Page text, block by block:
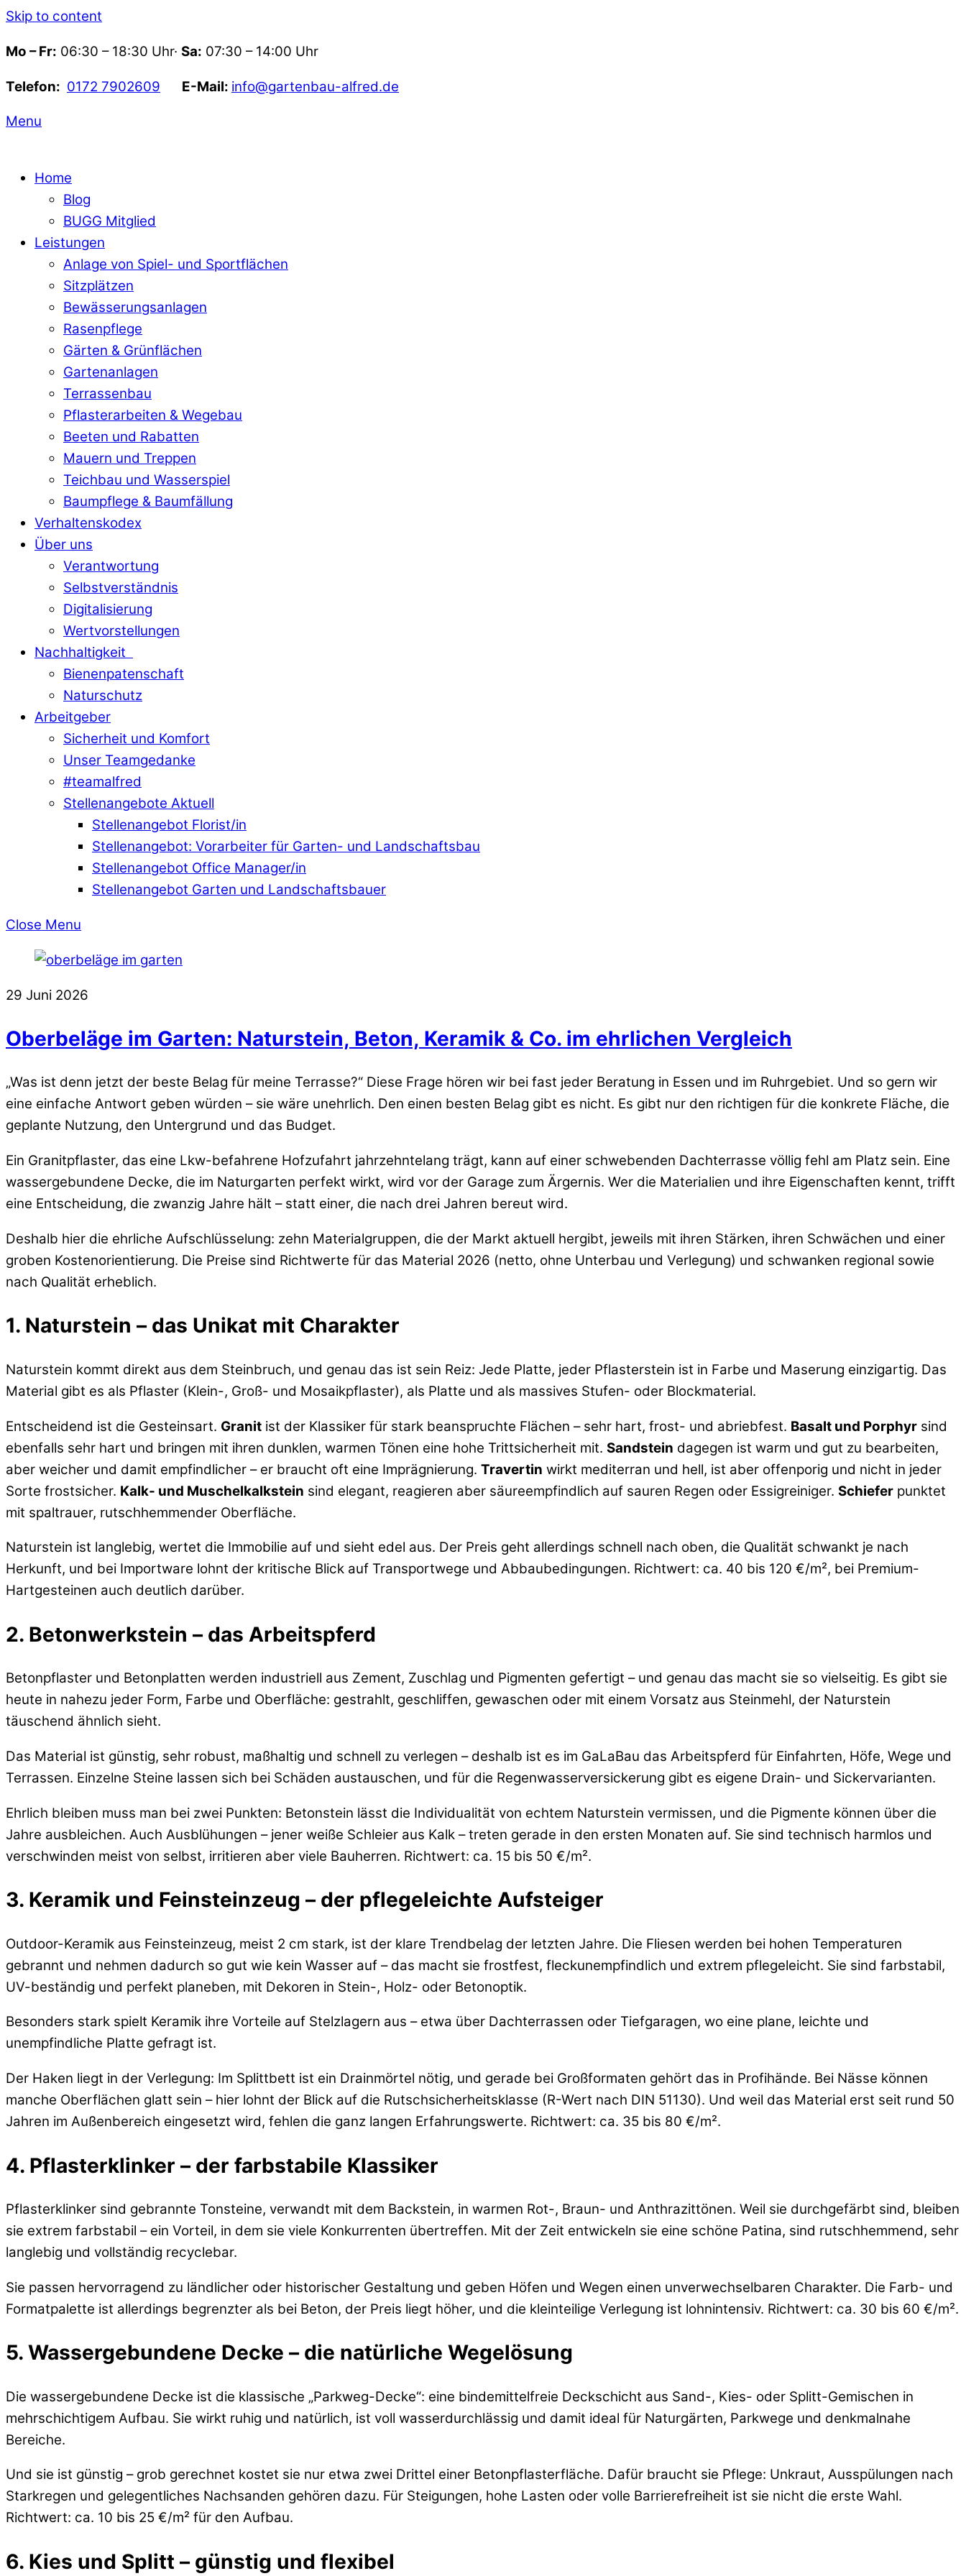
Skip to content
Mo – Fr: 06:30 – 18:30 Uhr· Sa: 07:30 – 14:00 Uhr
Telefon: 0172 7902609 E-Mail: info@gartenbau-alfred.de
Menu
Home
Blog
BUGG Mitglied
Leistungen
Anlage von Spiel- und Sportflächen
Sitzplätzen
Bewässerungsanlagen
Rasenpflege
Gärten & Grünflächen
Gartenanlagen
Terrassenbau
Pflasterarbeiten & Wegebau
Beeten und Rabatten
Mauern und Treppen
Teichbau und Wasserspiel
Baumpflege & Baumfällung
Verhaltenskodex
Über uns
Verantwortung
Selbstverständnis
Digitalisierung
Wertvorstellungen
Nachhaltigkeit
Bienenpatenschaft
Naturschutz
Arbeitgeber
Sicherheit und Komfort
Unser Teamgedanke
#teamalfred
Stellenangebote Aktuell
Stellenangebot Florist/in
Stellenangebot: Vorarbeiter für Garten- und Landschaftsbau
Stellenangebot Office Manager/in
Stellenangebot Garten und Landschaftsbauer
Close Menu
29 Juni 2026
Oberbeläge im Garten: Naturstein, Beton, Keramik & Co. im ehrlichen Vergleich
„Was ist denn jetzt der beste Belag für meine Terrasse?“ Diese Frage hören wir bei fast jeder Beratung in Essen und im Ruhrgebiet. Und so gern wir
eine einfache Antwort geben würden – sie wäre unehrlich. Den einen besten Belag gibt es nicht. Es gibt nur den richtigen für die konkrete Fläche, die
geplante Nutzung, den Untergrund und das Budget.
Ein Granitpflaster, das eine Lkw-befahrene Hofzufahrt jahrzehntelang trägt, kann auf einer schwebenden Dachterrasse völlig fehl am Platz sein. Eine
wassergebundene Decke, die im Naturgarten perfekt wirkt, wird vor der Garage zum Ärgernis. Wer die Materialien und ihre Eigenschaften kennt, trifft
eine Entscheidung, die zwanzig Jahre hält – statt einer, die nach drei Jahren bereut wird.
Deshalb hier die ehrliche Aufschlüsselung: zehn Materialgruppen, die der Markt aktuell hergibt, jeweils mit ihren Stärken, ihren Schwächen und einer
groben Kostenorientierung. Die Preise sind Richtwerte für das Material 2026 (netto, ohne Unterbau und Verlegung) und schwanken regional sowie
nach Qualität erheblich.
1. Naturstein – das Unikat mit Charakter
Naturstein kommt direkt aus dem Steinbruch, und genau das ist sein Reiz: Jede Platte, jeder Pflasterstein ist in Farbe und Maserung einzigartig. Das
Material gibt es als Pflaster (Klein-, Groß- und Mosaikpflaster), als Platte und als massives Stufen- oder Blockmaterial.
Entscheidend ist die Gesteinsart. Granit ist der Klassiker für stark beanspruchte Flächen – sehr hart, frost- und abriebfest. Basalt und Porphyr sind
ebenfalls sehr hart und bringen mit ihren dunklen, warmen Tönen eine hohe Trittsicherheit mit. Sandstein dagegen ist warm und gut zu bearbeiten,
aber weicher und damit empfindlicher – er braucht oft eine Imprägnierung. Travertin wirkt mediterran und hell, ist aber offenporig und nicht in jeder
Sorte frostsicher. Kalk- und Muschelkalkstein sind elegant, reagieren aber säureempfindlich auf sauren Regen oder Essigreiniger. Schiefer punktet
mit spaltrauer, rutschhemmender Oberfläche.
Naturstein ist langlebig, wertet die Immobilie auf und sieht edel aus. Der Preis geht allerdings schnell nach oben, die Qualität schwankt je nach
Herkunft, und bei Importware lohnt der kritische Blick auf Transportwege und Abbaubedingungen. Richtwert: ca. 40 bis 120 €/m², bei Premium-
Hartgesteinen auch deutlich darüber.
2. Betonwerkstein – das Arbeitspferd
Betonpflaster und Betonplatten werden industriell aus Zement, Zuschlag und Pigmenten gefertigt – und genau das macht sie so vielseitig. Es gibt sie
heute in nahezu jeder Form, Farbe und Oberfläche: gestrahlt, geschliffen, gewaschen oder mit einem Vorsatz aus Steinmehl, der Naturstein
täuschend ähnlich sieht.
Das Material ist günstig, sehr robust, maßhaltig und schnell zu verlegen – deshalb ist es im GaLaBau das Arbeitspferd für Einfahrten, Höfe, Wege und
Terrassen. Einzelne Steine lassen sich bei Schäden austauschen, und für die Regenwasserversickerung gibt es eigene Drain- und Sickervarianten.
Ehrlich bleiben muss man bei zwei Punkten: Betonstein lässt die Individualität von echtem Naturstein vermissen, und die Pigmente können über die
Jahre ausbleichen. Auch Ausblühungen – jener weiße Schleier aus Kalk – treten gerade in den ersten Monaten auf. Sie sind technisch harmlos und
verschwinden meist von selbst, irritieren aber viele Bauherren. Richtwert: ca. 15 bis 50 €/m².
3. Keramik und Feinsteinzeug – der pflegeleichte Aufsteiger
Outdoor-Keramik aus Feinsteinzeug, meist 2 cm stark, ist der klare Trendbelag der letzten Jahre. Die Fliesen werden bei hohen Temperaturen
gebrannt und nehmen dadurch so gut wie kein Wasser auf – das macht sie frostfest, fleckunempfindlich und extrem pflegeleicht. Sie sind farbstabil,
UV-beständig und perfekt planeben, mit Dekoren in Stein-, Holz- oder Betonoptik.
Besonders stark spielt Keramik ihre Vorteile auf Stelzlagern aus – etwa über Dachterrassen oder Tiefgaragen, wo eine plane, leichte und
unempfindliche Platte gefragt ist.
Der Haken liegt in der Verlegung: Im Splittbett ist ein Drainmörtel nötig, und gerade bei Großformaten gehört das in Profihände. Bei Nässe können
manche Oberflächen glatt sein – hier lohnt der Blick auf die Rutschsicherheitsklasse (R-Wert nach DIN 51130). Und weil das Material erst seit rund 50
Jahren im Außenbereich eingesetzt wird, fehlen die ganz langen Erfahrungswerte. Richtwert: ca. 35 bis 80 €/m².
4. Pflasterklinker – der farbstabile Klassiker
Pflasterklinker sind gebrannte Tonsteine, verwandt mit dem Backstein, in warmen Rot-, Braun- und Anthrazittönen. Weil sie durchgefärbt sind, bleiben
sie extrem farbstabil – ein Vorteil, in dem sie viele Konkurrenten übertreffen. Mit der Zeit entwickeln sie eine schöne Patina, sind rutschhemmend, sehr
langlebig und vollständig recyclebar.
Sie passen hervorragend zu ländlicher oder historischer Gestaltung und geben Höfen und Wegen einen unverwechselbaren Charakter. Die Farb- und
Formatpalette ist allerdings begrenzter als bei Beton, der Preis liegt höher, und die kleinteilige Verlegung ist lohnintensiv. Richtwert: ca. 30 bis 60 €/m².
5. Wassergebundene Decke – die natürliche Wegelösung
Die wassergebundene Decke ist die klassische „Parkweg-Decke“: eine bindemittelfreie Deckschicht aus Sand-, Kies- oder Splitt-Gemischen in
mehrschichtigem Aufbau. Sie wirkt ruhig und natürlich, ist voll wasserdurchlässig und damit ideal für Naturgärten, Parkwege und denkmalnahe
Bereiche.
Und sie ist günstig – grob gerechnet kostet sie nur etwa zwei Drittel einer Betonpflasterfläche. Dafür braucht sie Pflege: Unkraut, Ausspülungen nach
Starkregen und gelegentliches Nachsanden gehören dazu. Für Steigungen, hohe Lasten oder volle Barrierefreiheit ist sie nicht die erste Wahl.
Richtwert: ca. 10 bis 25 €/m² für den Aufbau.
6. Kies und Splitt – günstig und flexibel